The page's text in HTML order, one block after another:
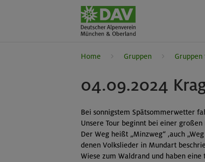
Home Gruppen Gruppen
04.09.2024
Bei sonnigstem Spätsommerwetter
Unsere Tour beginnt bei einer großen
Der Weg heißt „Minzweg“ ,auch
denen Volkslieder in Mundart
Wiese zum Waldrand und haben